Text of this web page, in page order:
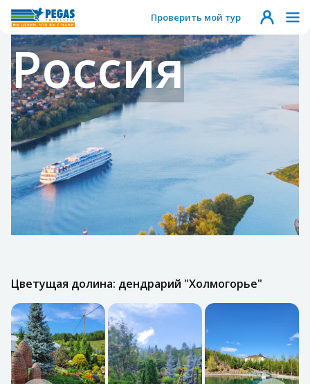
Проверить мой тур
Россия
Цветущая долина: дендрарий "Холмогорье"